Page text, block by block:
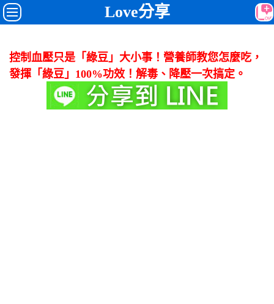
Love分享
控制血壓只是「綠豆」大小事！營養師教您怎麼吃，
發揮「綠豆」100%功效！解毒、降壓一次搞定。